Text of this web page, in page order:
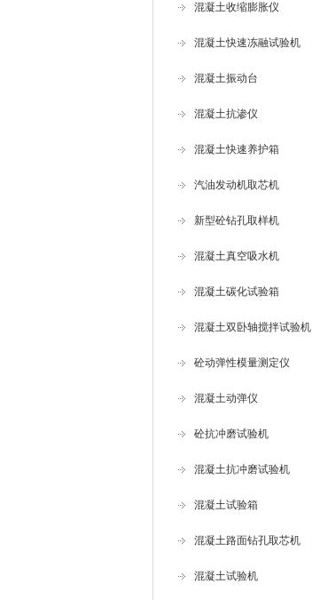
混凝土收缩膨胀仪
混凝土快速冻融试验机
混凝土振动台
混凝土抗渗仪
混凝土快速养护箱
汽油发动机取芯机
新型砼钻孔取样机
混凝土真空吸水机
混凝土碳化试验箱
混凝土双卧轴搅拌试验机
砼动弹性模量测定仪
混凝土动弹仪
砼抗冲磨试验机
混凝土抗冲磨试验机
混凝土试验箱
混凝土路面钻孔取芯机
混凝土试验机